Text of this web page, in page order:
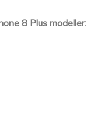
8 Plus modeller: